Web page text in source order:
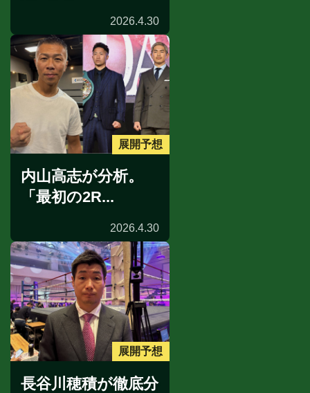
2026.4.30
展開予想
内山高志が分析。
「最初の2R...
2026.4.30
展開予想
長谷川穂積が徹底分